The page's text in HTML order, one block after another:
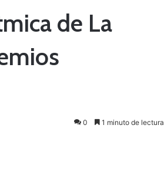
de La
0 1 minuto de lectura